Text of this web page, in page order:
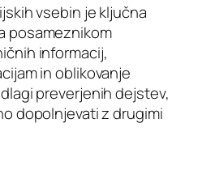
vsebin je ključna
posameznikom
informacij,
in oblikovanje
preverjenih dejstev,
dopolnjevati z drugimi